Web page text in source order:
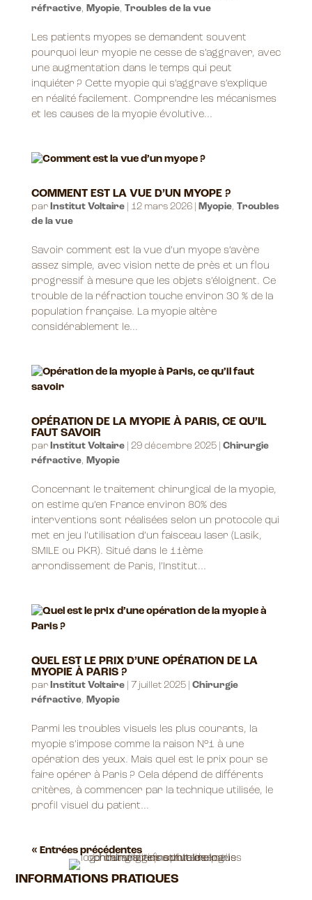
réfractive, Myopie, Troubles de la vue
Les patients myopes se demandent souvent
pourquoi leur myopie ne cesse de s’aggraver, avec
une augmentation dans le temps qui peut
inquiéter ? Cette myopie qui s’aggrave s’explique
en réalité facilement. Comprendre les mécanismes
et les causes de la myopie évolutive...
COMMENT EST LA VUE D’UN MYOPE ?
par Institut Voltaire| 12 mars 2026| Myopie, Troubles
de la vue
Savoir comment est la vue d’un myope s’avère
assez simple, avec vision nette de près et un flou
progressif à mesure que les objets s’éloignent. Ce
trouble de la réfraction touche environ 30 % de la
population française. La myopie altère
considérablement le...
OPÉRATION DE LA MYOPIE À PARIS, CE QU’IL
FAUT SAVOIR
par Institut Voltaire| 29 décembre 2025| Chirurgie
réfractive, Myopie
Concernant le traitement chirurgical de la myopie,
on estime qu’en France environ 80% des
interventions sont réalisées selon un protocole qui
met en jeu l’utilisation d’un faisceau laser (Lasik,
SMILE ou PKR). Situé dans le 11ème
arrondissement de Paris, l’Institut...
QUEL EST LE PRIX D’UNE OPÉRATION DE LA
MYOPIE À PARIS ?
par Institut Voltaire| 7 juillet 2025| Chirurgie
réfractive, Myopie
Parmi les troubles visuels les plus courants, la
myopie s’impose comme la raison N°1 à une
opération des yeux. Mais quel est le prix pour se
faire opérer à Paris ? Cela dépend de différents
critères, à commencer par la technique utilisée, le
profil visuel du patient...
« Entrées précédentes
INFORMATIONS PRATIQUES